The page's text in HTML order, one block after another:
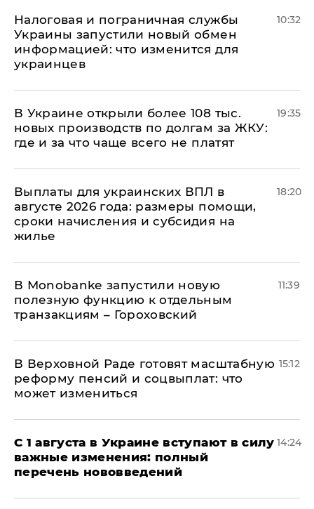
Налоговая и пограничная службы
Украины запустили новый обмен
информацией: что изменится для
украинцев
10:32
В Украине открыли более 108 тыс.
новых производств по долгам за ЖКУ:
где и за что чаще всего не платят
19:35
Выплаты для украинских ВПЛ в
августе 2026 года: размеры помощи,
сроки начисления и субсидия на
жилье
18:20
В Мonobankе запустили новую
полезную функцию к отдельным
транзакциям – Гороховский
11:39
В Верховной Раде готовят масштабную
реформу пенсий и соцвыплат: что
может измениться
15:12
С 1 августа в Украине вступают в силу
важные изменения: полный
перечень нововведений
14:24